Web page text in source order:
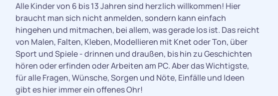
Alle Kinder von 6 bis 13 Jahren sind herzlich willkommen! Hier
braucht man sich nicht anmelden, sondern kann einfach
hingehen und mitmachen, bei allem, was gerade los ist. Das reicht
von Malen, Falten, Kleben, Modellieren mit Knet oder Ton, über
Sport und Spiele - drinnen und draußen, bis hin zu Geschichten
hören oder erfinden oder Arbeiten am PC. Aber das Wichtigste,
für alle Fragen, Wünsche, Sorgen und Nöte, Einfälle und Ideen
gibt es hier immer ein offenes Ohr!